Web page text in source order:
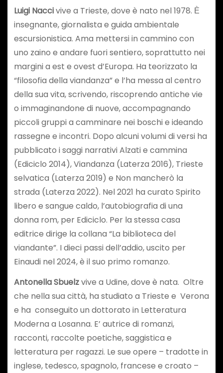
Luigi Naccivive a Trieste, dove è nato nel 1978. Ѐ
insegnante, giornalista e guida ambientale
escursionistica. Ama mettersi in cammino con
uno zaino e andare fuori sentiero, soprattutto nei
margini a est e ovest d’Europa. Ha teorizzato la
“filosofia della viandanza” e l’ha messa al centro
della sua vita, scrivendo, riscoprendo antiche vie
o immaginandone di nuove, accompagnando
piccoli gruppi a camminare nei boschi e ideando
rassegne e incontri. Dopo alcuni volumi di versi ha
pubblicato i saggi narrativi Alzati e cammina
(Ediciclo 2014), Viandanza (Laterza 2016), Trieste
selvatica (Laterza 2019) e Non mancherò la
strada (Laterza 2022). Nel 2021 ha curato Spirito
libero e sangue caldo, l’autobiografia di una
donna rom, per Ediciclo. Per la stessa casa
editrice dirige la collana “La biblioteca del
viandante”. I dieci passi dell’addio, uscito per
Einaudi nel 2024, è il suo primo romanzo.
Antonella Sbuelzvive a Udine, dove è nata. Oltre
che nella sua città, ha studiato a Trieste e Verona
e ha conseguito un dottorato in Letteratura
Moderna a Losanna. E’ autrice di romanzi,
racconti, raccolte poetiche, saggistica e
letteratura per ragazzi. Le sue opere – tradotte in
inglese, tedesco, spagnolo, francese e croato –